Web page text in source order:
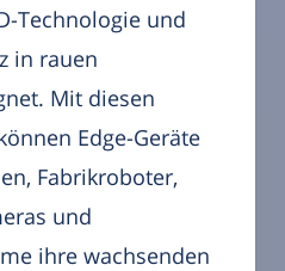
Technologie und
in rauen
Mit diesen
Edge-Geräte
Fabrikroboter,
und
ihre wachsenden